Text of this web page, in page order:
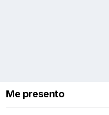
Me presento